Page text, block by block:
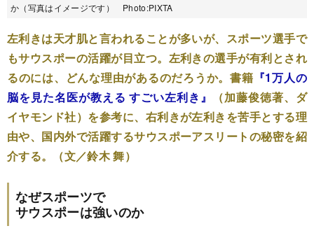
か（写真はイメージです） Photo:PIXTA
左利きは天才肌と言われることが多いが、スポーツ選手で
もサウスポーの活躍が目立つ。左利きの選手が有利とされ
るのには、どんな理由があるのだろうか。書籍 『1万人の
脳を見た名医が教える すごい左利き』
（加藤俊徳著、ダ
イヤモンド社）を参考に、右利きが左利きを苦手とする理
由や、国内外で活躍するサウスポーアスリートの秘密を紹
介する。（文／鈴木 舞）
なぜスポーツで
サウスポーは強いのか